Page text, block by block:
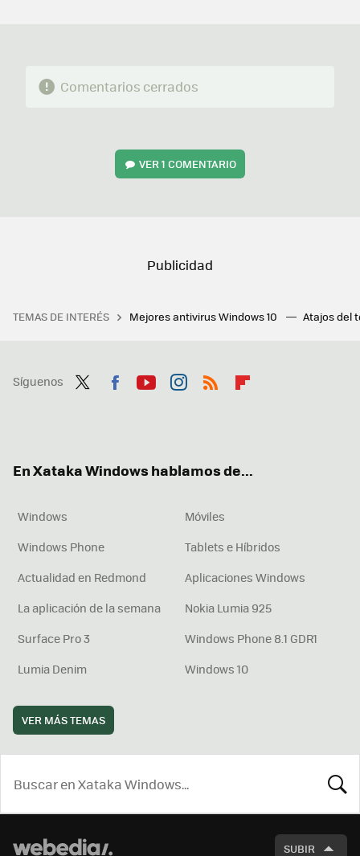
Comentarios cerrados
VER1 COMENTARIO
TEMAS DE INTERÉS Mejores antivirus Windows 10 Atajos del
Síguenos
En Xataka Windows hablamos de...
Windows
Móviles
Windows Phone
Tablets e Híbridos
Actualidad en Redmond
Aplicaciones Windows
La aplicación de la semana
Nokia Lumia 925
Surface Pro 3
Windows Phone 8.1 GDR1
Lumia Denim
Windows 10
VER MÁS TEMAS
SUBIR